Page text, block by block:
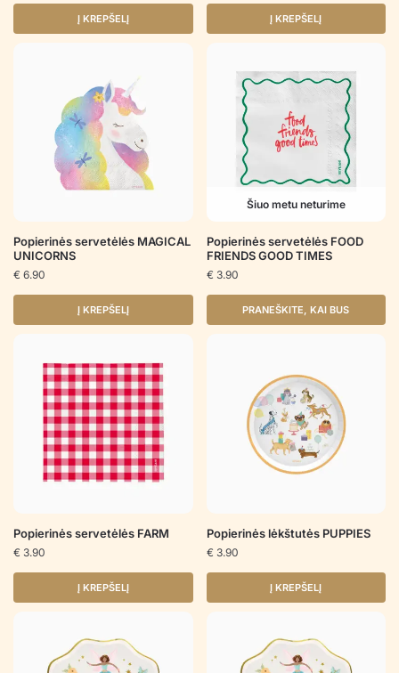
Į KREPŠELĮ Į KREPŠELĮ
Popierinės servetėlės MAGICAL
UNICORNS
€ 6.90
Į KREPŠELĮ
Šiuo metu neturime
Popierinės servetėlės FOOD
FRIENDS GOOD TIMES
€ 3.90
PRANEŠKITE, KAI BUS
Popierinės servetėlės FARM
€ 3.90
Į KREPŠELĮ
Popierinės lėkštutės PUPPIES
€ 3.90
Į KREPŠELĮ